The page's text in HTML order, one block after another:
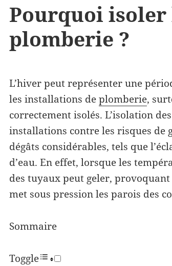
Pourquoi isoler
plomberie ?
L’hiver peut représenter une
les installations deplomberie,
correctement isolés. L’isolation
installations contre les risques de
dégâts considérables, tels que
d’eau. En effet, lorsque les
des tuyaux peut geler,
met sous pression les parois des
Sommaire
Toggle